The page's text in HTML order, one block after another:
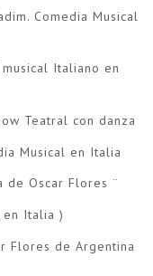
Comedia Musical
Italiano en
Teatral con danza
Musical en Italia
Oscar Flores ¨
en Italia )
Flores de Argentina